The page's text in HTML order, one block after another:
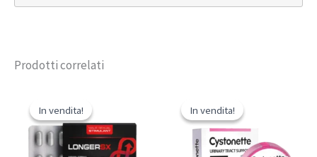
Prodotti correlati
In vendita!
In vendita! In vendita!
In vendita!